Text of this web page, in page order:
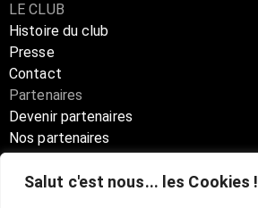
Salut c'est nous... les Cookies !
LE CLUB
Histoire du club
Presse
Contact
Partenaires
Devenir partenaires
Nos partenaires